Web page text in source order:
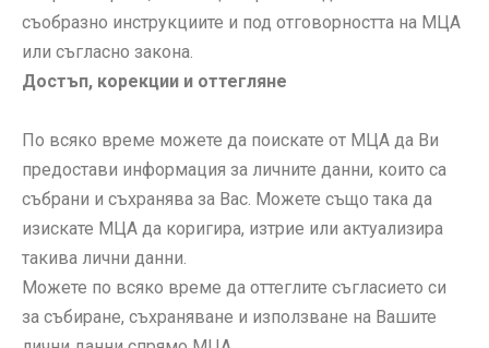
съобразно инструкциите и под отговорността на МЦА
или съгласно закона.
Достъп, корекции и оттегляне
По всяко време можете да поискате от МЦА да Ви
предостави информация за личните данни, които са
събрани и съхранява за Вас. Можете също така да
изискате МЦА да коригира, изтрие или актуализира
такива лични данни.
Можете по всяко време да оттеглите съгласието си
за събиране, съхраняване и използване на Вашите